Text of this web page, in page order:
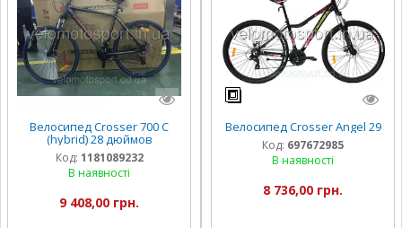
Велосипед Crosser 700 C
(hybrid) 28 дюймов
Код: 1181089232
В наявності
9 408,00 грн.
Велосипед Crosser Angel 29
Код: 697672985
В наявності
8 736,00 грн.